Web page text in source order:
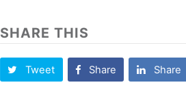
SHARE THIS
Tweet Share Share